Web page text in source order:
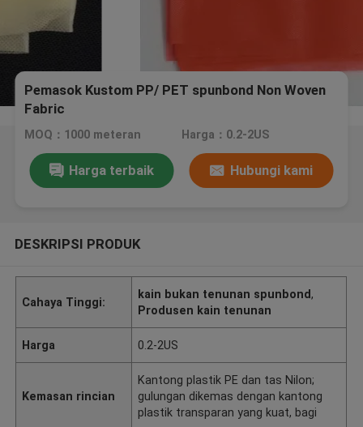
Pemasok Kustom PP/ PET spunbond Non Woven
Fabric
MOQ：1000 meteran Harga：0.2-2US
Harga terbaik Hubungi kami
DESKRIPSI PRODUK
Cahaya Tinggi:
kain bukan tenunan spunbond,
Produsen kain tenunan
Harga 0.2-2US
Kemasan rincian
Kantong plastik PE dan tas Nilon;
gulungan dikemas dengan kantong
plastik transparan yang kuat, bagi